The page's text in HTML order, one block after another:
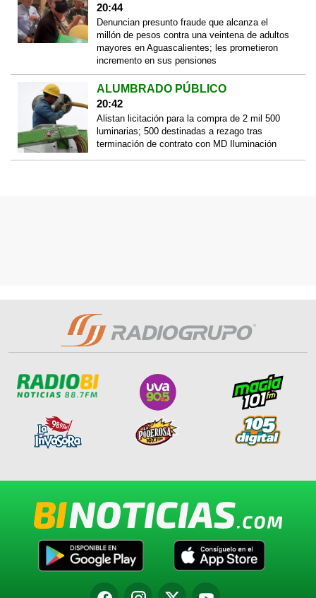
20:44
Denuncian presunto fraude que alcanza el
millón de pesos contra una veintena de adultos
mayores en Aguascalientes; les prometieron
incremento en sus pensiones
ALUMBRADO PÚBLICO
20:42
Alistan licitación para la compra de 2 mil 500
luminarias; 500 destinadas a rezago tras
terminación de contrato con MD Iluminación